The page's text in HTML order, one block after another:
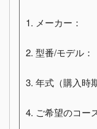
1. メーカー：
2. 型番/モデル：
3. 年式（購入時
4. ご希望のコー